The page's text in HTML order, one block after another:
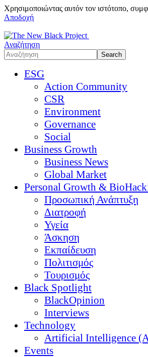
Χρησιμοποιώντας αυτόν τον ιστότοπο,
Αποδοχή
Αναζήτηση
ESG
Action Community
CSR
Environment
Governance
Social
Business Growth
Business News
Global Market
Personal Growth &
Προσωπική Ανάπτυξη
Διατροφή
Υγεία
Άσκηση
Εκπαίδευση
Πολιτισμός
Τουρισμός
Black Spotlight
BlackOpinion
Interviews
Technology
Artificial Intelligence
Events